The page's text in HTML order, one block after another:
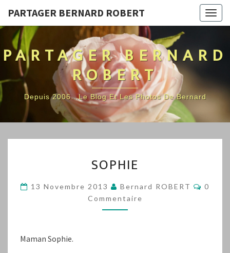
PARTAGER BERNARD ROBERT
PARTAGER BERNARD
ROBERT
Depuis 2006…Le Blog Et Les Photos De Bernard
SOPHIE
13 Novembre 2013 Bernard ROBERT
0
Commentaire
Maman Sophie.